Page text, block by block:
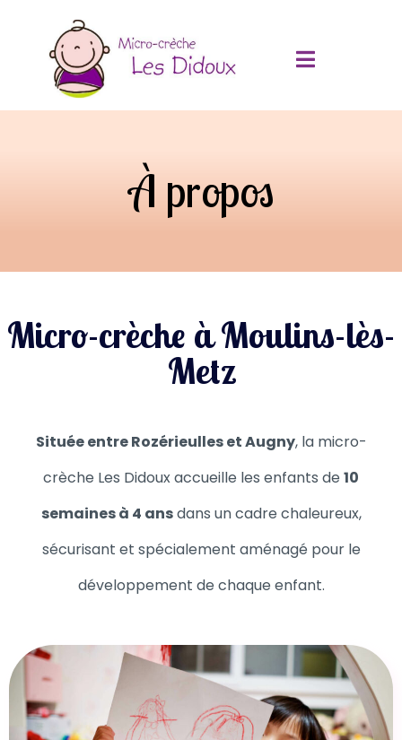
À propos
Micro-crèche à Moulins-lès-
Metz
Située entre Rozérieulles et Augny, la micro-
crèche Les Didoux accueille les enfants de 10
semaines à 4 ansdans un cadre chaleureux,
sécurisant et spécialement aménagé pour le
développement de chaque enfant.